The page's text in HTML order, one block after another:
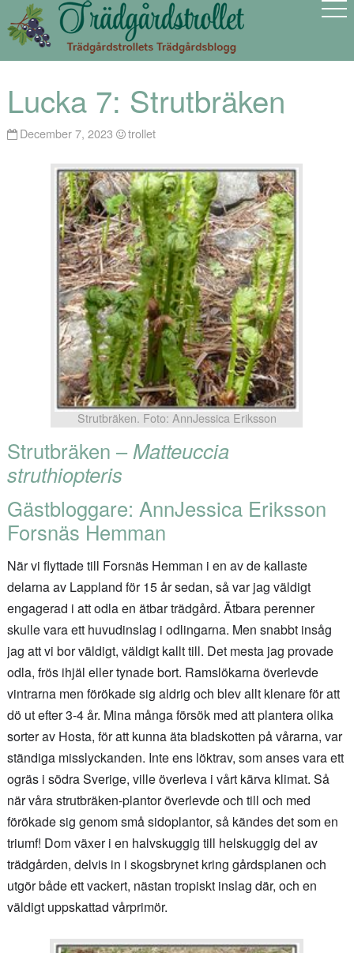
Lucka 7: Strutbräken
December 7, 2023 trollet
Strutbräken. Foto: AnnJessica Eriksson
Strutbräken –Matteuccia
struthiopteris
Gästbloggare: AnnJessica Eriksson
Forsnäs Hemman
När vi flyttade till Forsnäs Hemman i en av de kallaste
delarna av Lappland för 15 år sedan, så var jag väldigt
engagerad i att odla en ätbar trädgård. Ätbara perenner
skulle vara ett huvudinslag i odlingarna. Men snabbt insåg
jag att vi bor väldigt, väldigt kallt till. Det mesta jag provade
odla, frös ihjäl eller tynade bort. Ramslökarna överlevde
vintrarna men förökade sig aldrig och blev allt klenare för att
dö ut efter 3-4 år. Mina många försök med att plantera olika
sorter av Hosta, för att kunna äta bladskotten på vårarna, var
ständiga misslyckanden. Inte ens löktrav, som anses vara ett
ogräs i södra Sverige, ville överleva i vårt kärva klimat. Så
när våra strutbräken-plantor överlevde och till och med
förökade sig genom små sidoplantor, så kändes det som en
triumf! Dom växer i en halvskuggig till helskuggig del av
trädgården, delvis in i skogsbrynet kring gårdsplanen och
utgör både ett vackert, nästan tropiskt inslag där, och en
väldigt uppskattad vårprimör.